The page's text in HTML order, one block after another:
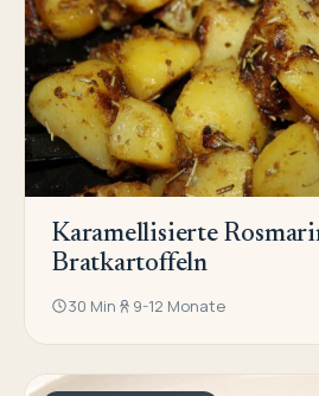
Karamellisierte
Bratkartoffeln
30 Min 9-12 Monate